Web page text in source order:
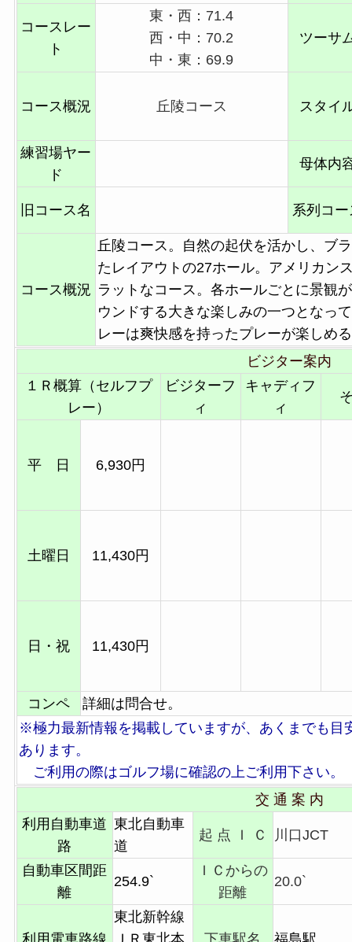
コースレー
ト
東・西：71.4
西・中：70.2
中・東：69.9
ツーサ
コース概況 丘陵コース スタイ
練習場ヤー
ド
母体内
旧コース名 系列コー
コース概況
丘陵コース。自然の起伏を活かし、ブ
たレイアウトの27ホール。アメリカン
ラットなコース。各ホールごとに景観
ウンドする大きな楽しみの一つとなっ
レーは爽快感を持ったプレーが楽しめ
ビジター案内
１Ｒ概算（セルフプ
レー）
ビジターフ
ィ
キャディフ
ィ
平 日 6,930円
土曜日 11,430円
日・祝 11,430円
コンペ
詳細は問合せ。
※極力最新情報を掲載していますが、あくまでも目
あります。
ご利用の際はゴルフ場に確認の上ご利用下さい。
交 通 案 内
利用自動車道
路
東北自動車
道
起 点 Ｉ Ｃ 川口JCT
自動車区間距
離
254.9`
ＩＣからの
距離
20.0`
利用電車路線
東北新幹線
ＪＲ東北本
下車駅名 福島駅